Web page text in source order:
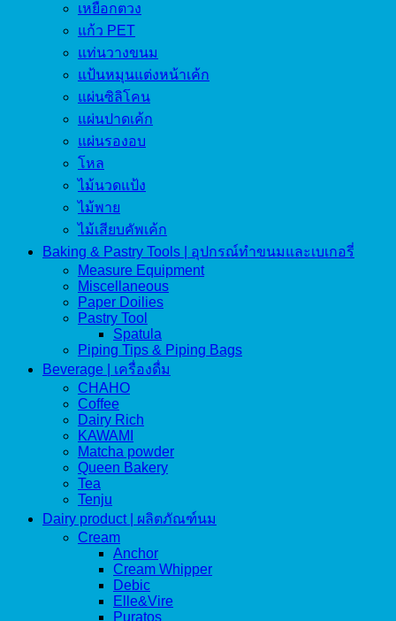
เหยือกตวง
แก้ว PET
แท่นวางขนม
แป้นหมุนแต่งหน้าเค้ก
แผ่นซิลิโคน
แผ่นปาดเค้ก
แผ่นรองอบ
โหล
ไม้นวดแป้ง
ไม้พาย
ไม้เสียบคัพเค้ก
Baking & Pastry Tools | อุปกรณ์ทำขนมและเบเกอรี่
Measure Equipment
Miscellaneous
Paper Doilies
Pastry Tool
Spatula
Piping Tips & Piping Bags
Beverage | เครื่องดื่ม
CHAHO
Coffee
Dairy Rich
KAWAMI
Matcha powder
Queen Bakery
Tea
Tenju
Dairy product | ผลิตภัณฑ์นม
Cream
Anchor
Cream Whipper
Debic
Elle&Vire
Puratos